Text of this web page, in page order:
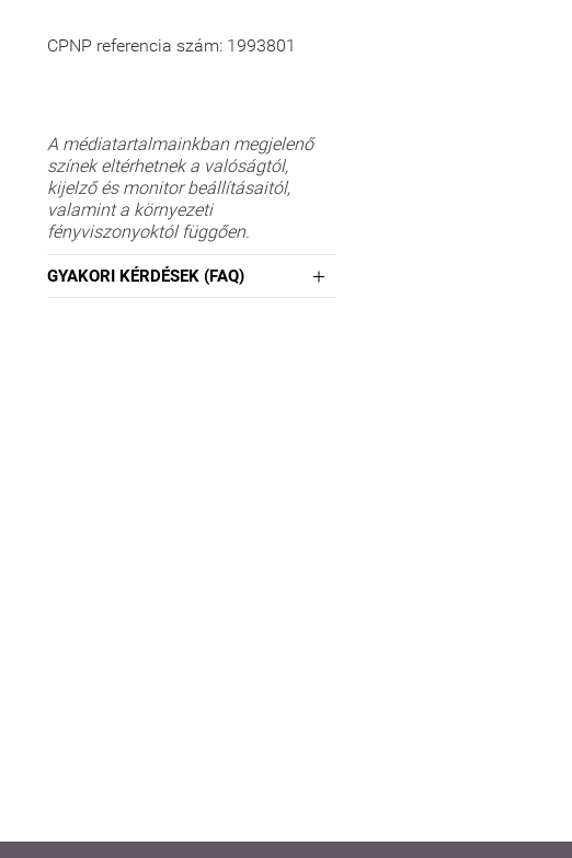
CPNP referencia szám: 1993801
A médiatartalmainkban megjelenő
színek eltérhetnek a valóságtól,
kijelző és monitor beállításaitól,
valamint a környezeti
fényviszonyoktól függően.
GYAKORI KÉRDÉSEK (FAQ)